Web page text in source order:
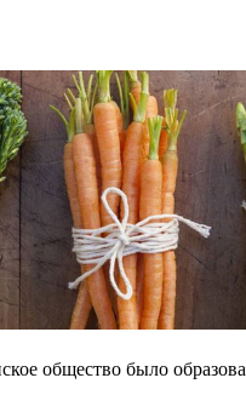
общество было